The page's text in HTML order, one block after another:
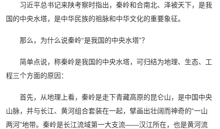
习近平总书记来陕考察时指出，秦岭和合南北、泽被天下，是我
国的中央水塔，是中华民族的祖脉和中华文化的重要象征。
那么，为什么说秦岭“是我国的中央水塔”？
简单点说，称秦岭是我国的中央水塔，可归结为地理、生态、工
程三个方面的原因：
首先，从地理上看，秦岭是走下青藏高原的昆仑山，是中国中央
山脉，并与长江、黄河组合套装在一起，擘画出壮阔而神奇的“一山
两河”地带。秦岭是长江流域第一大支流——汉江所在，也是黄河流